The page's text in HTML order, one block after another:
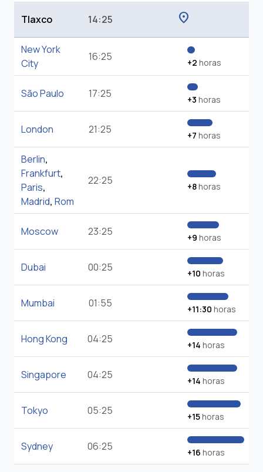
Tlaxco 14:25 location_on
New York
City
16:25 +2 horas
São Paulo 17:25 +3 horas
London 21:25 +7 horas
Berlin,
Frankfurt,
Paris,
Madrid, Rom
22:25 +8horas
Moscow 23:25 +9 horas
Dubai 00:25 +10 horas
Mumbai 01:55 +11:30 horas
Hong Kong 04:25 +14 horas
Singapore 04:25 +14 horas
Tokyo 05:25 +15horas
Sydney 06:25 +16 horas